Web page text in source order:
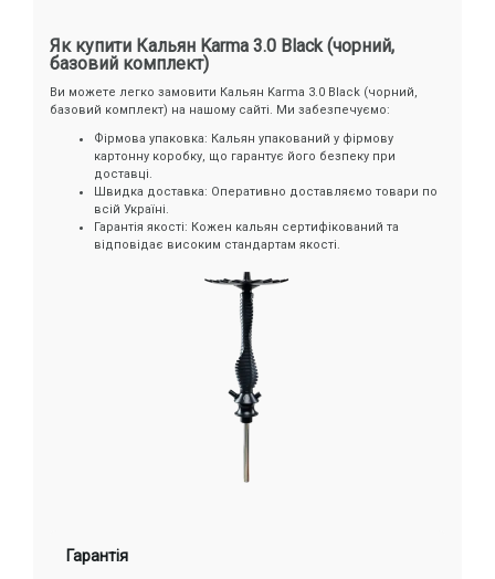
Як купити Кальян Karma 3.0 Black (чорний,
базовий комплект)
Ви можете легко замовити Кальян Karma 3.0 Black (чорний,
базовий комплект) на нашому сайті. Ми забезпечуємо:
Фірмова упаковка: Кальян упакований у фірмову
картонну коробку, що гарантує його безпеку при
доставці.
Швидка доставка: Оперативно доставляємо товари по
всій Україні.
Гарантія якості: Кожен кальян сертифікований та
відповідає високим стандартам якості.
Гарантія